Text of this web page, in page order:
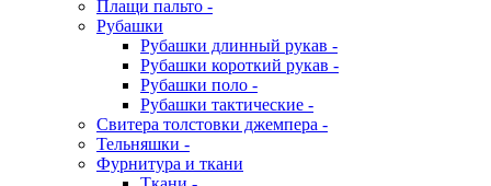
Плащи пальто -
Рубашки
Рубашки длинный рукав -
Рубашки короткий рукав -
Рубашки поло -
Рубашки тактические -
Свитера толстовки джемпера -
Тельняшки -
Фурнитура и ткани